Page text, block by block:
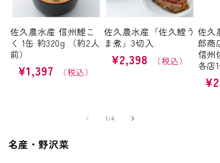
佐久農水産 信州鯉こ
く 1缶 約320g （約2人
前）
通
常
¥1,397
佐久農水産「佐久鯉う
ま煮」3切入
通
常
¥2,398
佐久
郎商
信州
各店
通
常
1/の
4
名産・野沢菜